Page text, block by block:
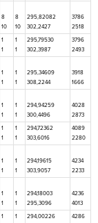
8
10
8
10
295,82082
302,2427
3786
2518
1
1
1
1
295,79530
302,3987
3796
2493
1
1
1
1
295,34609
308,2244
3918
1666
1
1
1
1
294,94259
300,4496
4028
2873
1
1
1
1
294,72362
303,6016
4089
2280
1
1
1
1
294,19615
303,9057
4234
2233
1
1
1
1
294,18003
295,3096
4236
4013
1 1 294,00226 4286